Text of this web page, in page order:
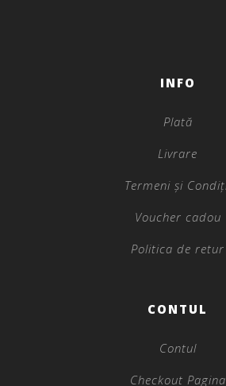
INFO
Plată
Livrare
Termeni și
Voucher cadou
Politica de retur
CONTUL
Contul
Checkout Pagina